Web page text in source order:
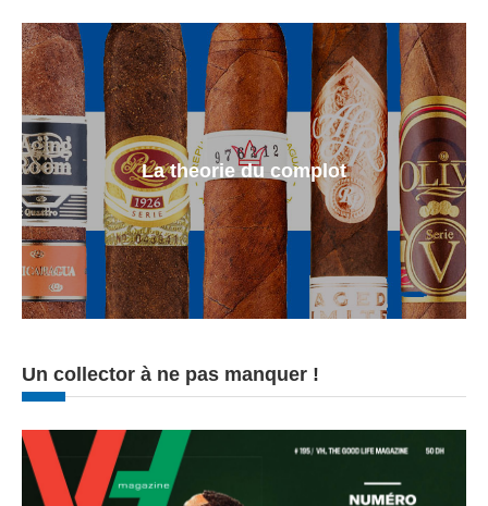
La theorie du complot
Un collector à ne pas manquer !